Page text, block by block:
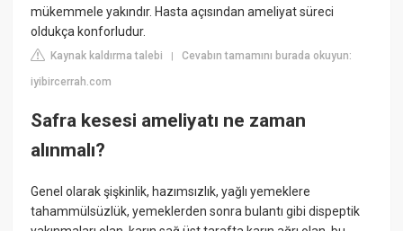
mükemmele yakındır. Hasta açısından ameliyat süreci
oldukça konforludur.
Kaynak kaldırma talebi |Cevabın tamamını burada okuyun:
iyibircerrah.com
Safra kesesi ameliyatı ne zaman
alınmalı?
Genel olarak şişkinlik, hazımsızlık, yağlı yemeklere
tahammülsüzlük, yemeklerden sonra bulantı gibi dispeptik